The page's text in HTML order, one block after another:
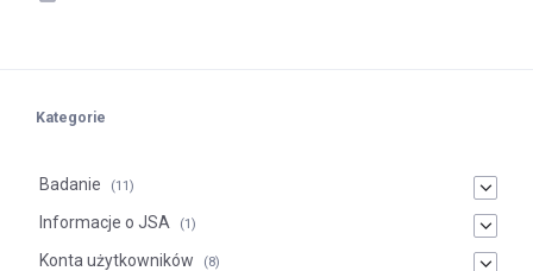
Kategorie
Badanie (11)
Informacje o JSA (1)
Konta użytkowników (8)